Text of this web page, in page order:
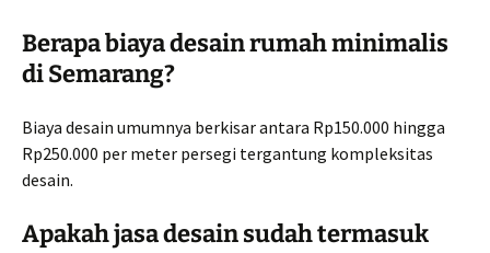
Berapa biaya desain rumah minimalis
di Semarang?
Biaya desain umumnya berkisar antara Rp150.000 hingga
Rp250.000 per meter persegi tergantung kompleksitas
desain.
Apakah jasa desain sudah termasuk